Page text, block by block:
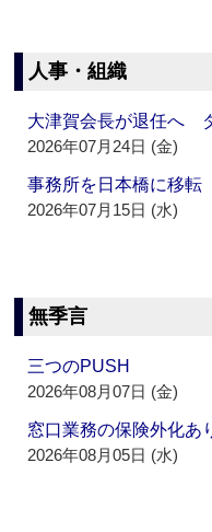
人事・組織
大津賀会長が退任へ
2026年07月24日 (金)
事務所を日本橋に移
2026年07月15日 (水)
無季言
三つのPUSH
2026年08月07日 (金)
窓口業務の保険外化あ
2026年08月05日 (水)